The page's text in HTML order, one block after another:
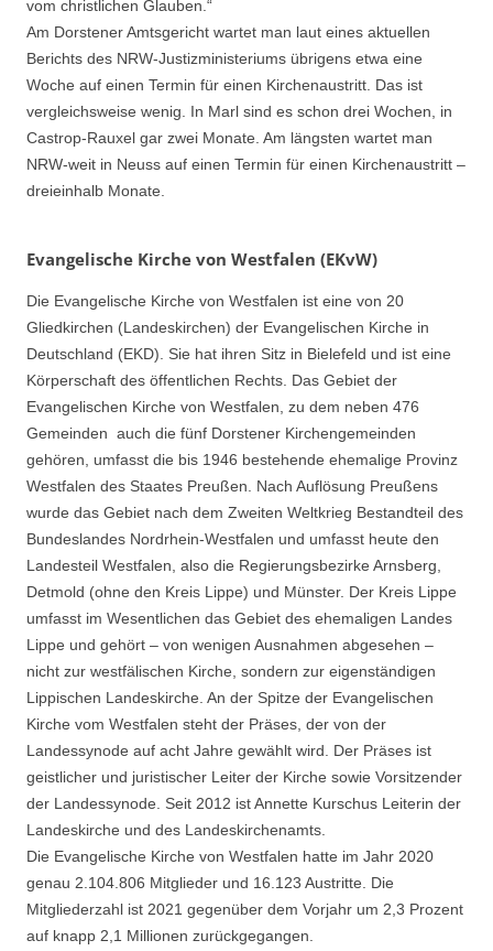
vom christlichen Glauben.“
Am Dorstener Amtsgericht wartet man laut eines aktuellen
Berichts des NRW-Justizministeriums übrigens etwa eine
Woche auf einen Termin für einen Kirchenaustritt. Das ist
vergleichsweise wenig. In Marl sind es schon drei Wochen, in
Castrop-Rauxel gar zwei Monate. Am längsten wartet man
NRW-weit in Neuss auf einen Termin für einen Kirchenaustritt –
dreieinhalb Monate.
Evangelische Kirche von Westfalen (EKvW)
Die Evangelische Kirche von Westfalen ist eine von 20
Gliedkirchen (Landeskirchen) der Evangelischen Kirche in
Deutschland (EKD). Sie hat ihren Sitz in Bielefeld und ist eine
Körperschaft des öffentlichen Rechts. Das Gebiet der
Evangelischen Kirche von Westfalen, zu dem neben 476
Gemeinden auch die fünf Dorstener Kirchengemeinden
gehören, umfasst die bis 1946 bestehende ehemalige Provinz
Westfalen des Staates Preußen. Nach Auflösung Preußens
wurde das Gebiet nach dem Zweiten Weltkrieg Bestandteil des
Bundeslandes Nordrhein-Westfalen und umfasst heute den
Landesteil Westfalen, also die Regierungsbezirke Arnsberg,
Detmold (ohne den Kreis Lippe) und Münster. Der Kreis Lippe
umfasst im Wesentlichen das Gebiet des ehemaligen Landes
Lippe und gehört – von wenigen Ausnahmen abgesehen –
nicht zur westfälischen Kirche, sondern zur eigenständigen
Lippischen Landeskirche. An der Spitze der Evangelischen
Kirche vom Westfalen steht der Präses, der von der
Landessynode auf acht Jahre gewählt wird. Der Präses ist
geistlicher und juristischer Leiter der Kirche sowie Vorsitzender
der Landessynode. Seit 2012 ist Annette Kurschus Leiterin der
Landeskirche und des Landeskirchenamts.
Die Evangelische Kirche von Westfalen hatte im Jahr 2020
genau 2.104.806 Mitglieder und 16.123 Austritte. Die
Mitgliederzahl ist 2021 gegenüber dem Vorjahr um 2,3 Prozent
auf knapp 2,1 Millionen zurückgegangen.